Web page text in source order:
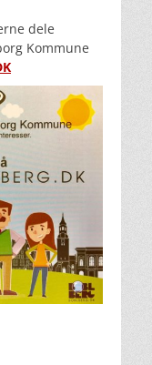
dele
Kommune